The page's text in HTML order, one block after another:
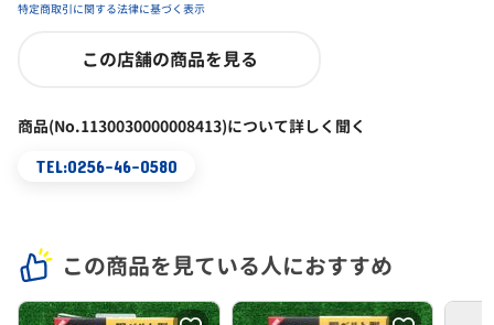
特定商取引に関する法律に基づく表示
この店舗の商品を見る
商品(No.1130030000008413)について詳しく聞く
TEL:0256-46-0580
この商品を見ている人におすすめ